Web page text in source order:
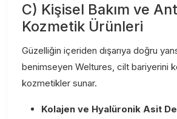
C) Kişisel Bakım ve
Kozmetik Ürünleri
Güzelliğin içeriden dışarıya doğru
benimseyen Weltures, cilt bariyerini
kozmetikler sunar.
Kolajen ve Hyalüronik Asit